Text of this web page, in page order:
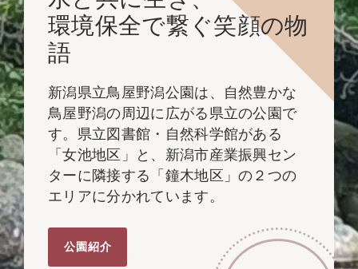
環境保全で繋ぐ笑顔の物
語
新潟県立鳥屋野潟公園は、自然豊かな
鳥屋野潟の周辺に広がる県立の公園で
す。県立図書館・自然科学館がある
「女池地区」と、新潟市産業振興セン
ターに隣接する「鐘木地区」の２つの
エリアに分かれています。
公園紹介